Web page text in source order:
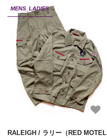
MENS_LADIES
RALEIGH / ラリー（RED MOTEL